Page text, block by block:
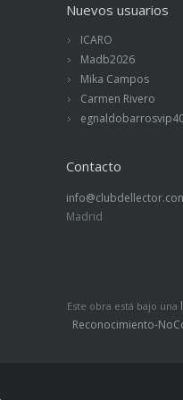
Nuevos usuarios
ICARO
Madb2026
Mika Campos
Carmen Rivero
Contacto
Madrid
Este obra está bajo una
Reconocimiento-